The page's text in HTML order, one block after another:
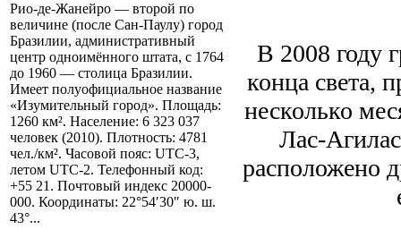
Рио-де-Жанейро — второй по
величине (после Сан-Паулу) город
Бразилии, административный
центр одноимённого штата, с 1764
до 1960 — столица Бразилии.
Имеет полуофициальное название
«Изумительный город». Площадь:
1260 км². Население: 6 323 037
человек (2010). Плотность: 4781
чел./км². Часовой пояс: UTC-3,
летом UTC-2. Телефонный код:
+55 21. Почтовый индекс 20000-
000. Координаты: 22°54′30″ ю. ш.
43°...
В 2008 году
конца света,
несколько
Лас-
расположено